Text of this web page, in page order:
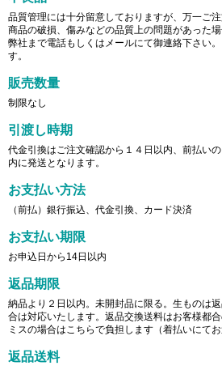
品質管理には十分留意しておりますが、万一ご
商品の破損、傷みなどの品質上の問題があった
弊社まで電話もしくはメールにて御連絡下さい
す。
販売数量
制限なし
引渡し時期
代金引換はご注文確認から１４日以内、前払い
内に発送となります。
お支払い方法
（前払）銀行振込、代金引換、カード決済
お支払い期限
お申込日から14日以内
返品期限
納品より２日以内。未開封品に限る。生ものは
合は対応いたします。返品交換送料はお客様都
ミスの場合はこちらで負担します（着払いにてお
返品送料